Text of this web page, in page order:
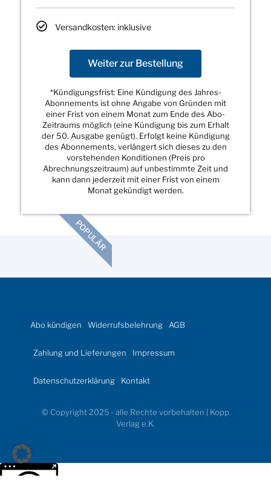
Versandkosten: inklusive
Weiter zur Bestellung
*Kündigungsfrist: Eine Kündigung des Jahres-
Abonnements ist ohne Angabe von Gründen mit
einer Frist von einem Monat zum Ende des Abo-
Zeitraums möglich (eine Kündigung bis zum Erhalt
der 50. Ausgabe genügt). Erfolgt keine Kündigung
des Abonnements, verlängert sich dieses zu den
vorstehenden Konditionen (Preis pro
Abrechnungszeitraum) auf unbestimmte Zeit und
kann dann jederzeit mit einer Frist von einem
Monat gekündigt werden.
POPULÄR
Abo kündigen Widerrufsbelehrung AGB
Zahlung und Lieferungen Impressum
Datenschutzerklärung Kontakt
© Copyright 2025 - alle Rechte vorbehalten | Kopp
Verlag e.K.
Weitere Informationen über den gesperrten Inhalt.